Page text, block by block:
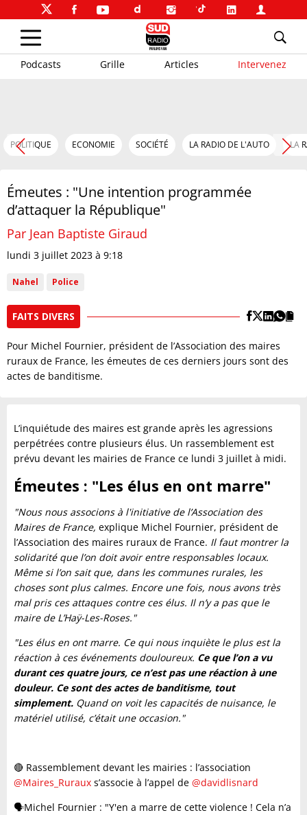
Podcasts Grille Articles Intervenez
POLITIQUE ECONOMIE SOCIÉTÉ LA RADIO DE L'AUTO LA
Émeutes : "Une intention programmée
d’attaquer la République"
Par Jean Baptiste Giraud
lundi 3 juillet 2023 à 9:18
Nahel Police
FAITS DIVERS
Pour Michel Fournier, président de l’Association des maires
ruraux de France, les émeutes de ces derniers jours sont des
actes de banditisme.
L’inquiétude des maires est grande après les agressions
perpétrées contre plusieurs élus. Un rassemblement est
prévu devant les mairies de France ce lundi 3 juillet à midi.
Émeutes : "Les élus en ont marre"
"Nous nous associons à l'initiative de l’Association des
Maires de France, explique Michel Fournier, président de
l’Association des maires ruraux de France. Il faut montrer la
solidarité que l’on doit avoir entre responsables locaux.
Même si l’on sait que, dans les communes rurales, les
choses sont plus calmes. Encore une fois, nous avons très
mal pris ces attaques contre ces élus. Il n’y a pas que le
maire de L’Haÿ-Les-Roses."
"Les élus en ont marre. Ce qui nous inquiète le plus est la
réaction à ces événements douloureux. Ce que l’on a vu
durant ces quatre jours, ce n’est pas une réaction à une
douleur. Ce sont des actes de banditisme, tout
simplement. Quand on voit les capacités de nuisance, le
matériel utilisé, c’était une occasion."
🔴 Rassemblement devant les mairies : l’association
@Maires_Ruraux s’associe à l’appel de @davidlisnard
🗣️Michel Fournier : "Y'en a marre de cette violence ! Cela n’a